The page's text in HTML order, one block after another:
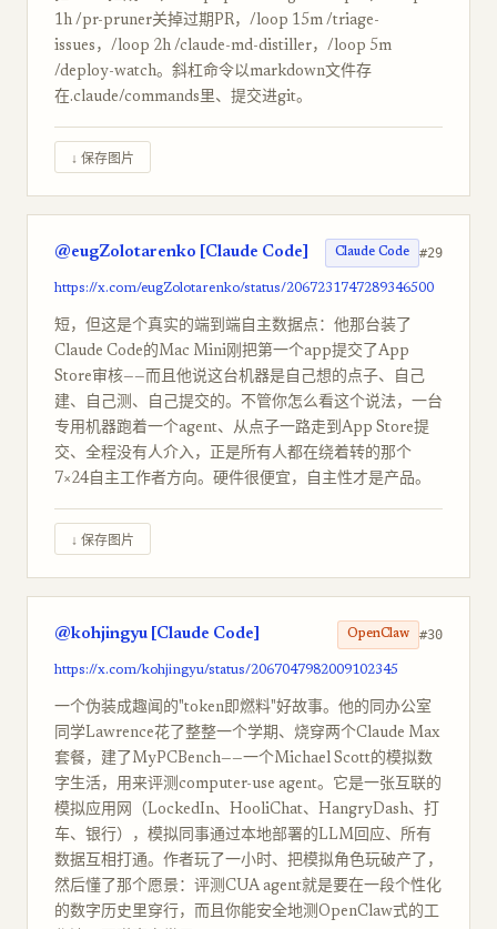
1h /pr-pruner关掉过期PR，/loop 15m /triage-
issues，/loop 2h /claude-md-distiller，/loop 5m
/deploy-watch。斜杠命令以markdown文件存
在.claude/commands里、提交进git。
↓ 保存图片
@eugZolotarenko [Claude Code] Claude Code #29
https://x.com/eugZolotarenko/status/2067231747289346500
短，但这是个真实的端到端自主数据点：他那台装了
Claude Code的Mac Mini刚把第一个app提交了App
Store审核——而且他说这台机器是自己想的点子、自己
建、自己测、自己提交的。不管你怎么看这个说法，一台
专用机器跑着一个agent、从点子一路走到App Store提
交、全程没有人介入，正是所有人都在绕着转的那个
7×24自主工作者方向。硬件很便宜，自主性才是产品。
↓ 保存图片
@kohjingyu [Claude Code] OpenClaw #30
https://x.com/kohjingyu/status/2067047982009102345
一个伪装成趣闻的"token即燃料"好故事。他的同办公室
同学Lawrence花了整整一个学期、烧穿两个Claude Max
套餐，建了MyPCBench——一个Michael Scott的模拟数
字生活，用来评测computer-use agent。它是一张互联的
模拟应用网（LockedIn、HooliChat、HangryDash、打
车、银行），模拟同事通过本地部署的LLM回应、所有
数据互相打通。作者玩了一小时、把模拟角色玩破产了，
然后懂了那个愿景：评测CUA agent就是要在一段个性化
的数字历史里穿行，而且你能安全地测OpenClaw式的工